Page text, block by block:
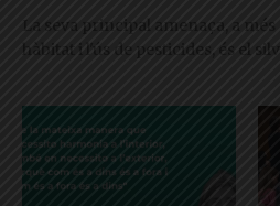
La seva principal amenaça, a
hàbitat i l'ús de pesticides, és el